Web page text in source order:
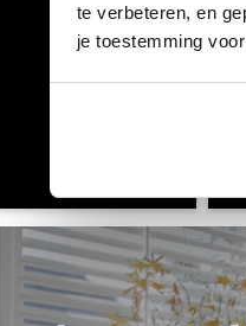
te verbeteren, en
je toestemming